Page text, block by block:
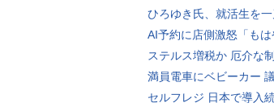
ひろゆき氏、就活生を
AI予約に店側激怒「もは
ステルス増税か 厄介な
満員電車にベビーカー
セルフレジ 日本で導入